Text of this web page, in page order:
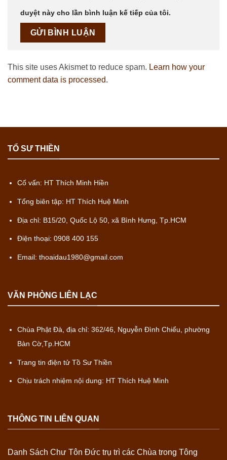
duyệt này cho lần bình luận kế tiếp của tôi.
This site uses Akismet to reduce spam. Learn how your
comment data is processed.
TỔ SƯ THIỀN
Cố vấn: HT Thích Minh Hiền
Tổng biên tập: HT Thích Huệ Minh
Địa chỉ: B15/20, Quốc Lộ 50, xã Bình Hưng, Tp.HCM
Điện thoại: 0908 400 155
Email: thoaidau1980@gmail.com
VĂN PHÒNG LIÊN LẠC
Chùa Phật Đà, địa chỉ: 362/46, Nguyễn Đình Chiểu, phường
Bàn Cờ,Tp.HCM
Trang tin điện tử Tồ Sư Thiền
Chịu trách nhiệm nội dung: HT Thích Huệ Minh
THÔNG TIN LIÊN QUAN
Danh Sách Chư Tôn Đức trụ trì các Chùa trong Tông